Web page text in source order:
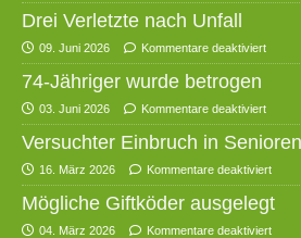
Drei Verletzte nach Unfall
09. Juni 2026 Kommentare deaktiviert
74-Jähriger wurde betrogen
03. Juni 2026 Kommentare deaktiviert
Versuchter Einbruch in
16. März 2026 Kommentare deaktiviert
Mögliche Giftköder ausgelegt
04. März 2026 Kommentare deaktiviert